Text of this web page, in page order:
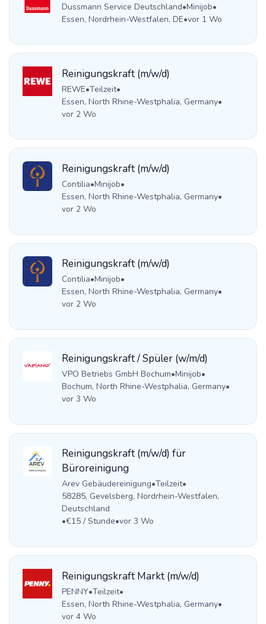
Dussmann Service Deutschland•Minijob•
Essen, Nordrhein-Westfalen, DE•vor 1 Wo
Reinigungskraft (m/w/d)
REWE•Teilzeit•
Essen, North Rhine-Westphalia, Germany•
vor 2 Wo
Reinigungskraft (m/w/d)
Contilia•Minijob•
Essen, North Rhine-Westphalia, Germany•
vor 2 Wo
Reinigungskraft (m/w/d)
Contilia•Minijob•
Essen, North Rhine-Westphalia, Germany•
vor 2 Wo
Reinigungskraft / Spüler (w/m/d)
VPO Betriebs GmbH Bochum•Minijob•
Bochum, North Rhine-Westphalia, Germany•
vor 3 Wo
Reinigungskraft (m/w/d) für
Büroreinigung
Arev Gebäudereinigung•Teilzeit•
58285, Gevelsberg, Nordrhein-Westfalen,
Deutschland
•€15 / Stunde•vor 3 Wo
Reinigungskraft Markt (m/w/d)
PENNY•Teilzeit•
Essen, North Rhine-Westphalia, Germany•
vor 4 Wo